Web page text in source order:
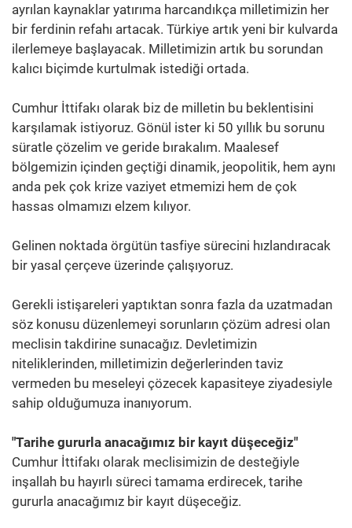
ayrılan kaynaklar yatırıma harcandıkça milletimizin her
bir ferdinin refahı artacak. Türkiye artık yeni bir kulvarda
ilerlemeye başlayacak. Milletimizin artık bu sorundan
kalıcı biçimde kurtulmak istediği ortada.
Cumhur İttifakı olarak biz de milletin bu beklentisini
karşılamak istiyoruz. Gönül ister ki 50 yıllık bu sorunu
süratle çözelim ve geride bırakalım. Maalesef
bölgemizin içinden geçtiği dinamik, jeopolitik, hem aynı
anda pek çok krize vaziyet etmemizi hem de çok
hassas olmamızı elzem kılıyor.
Gelinen noktada örgütün tasfiye sürecini hızlandıracak
bir yasal çerçeve üzerinde çalışıyoruz.
Gerekli istişareleri yaptıktan sonra fazla da uzatmadan
söz konusu düzenlemeyi sorunların çözüm adresi olan
meclisin takdirine sunacağız. Devletimizin
niteliklerinden, milletimizin değerlerinden taviz
vermeden bu meseleyi çözecek kapasiteye ziyadesiyle
sahip olduğumuza inanıyorum.
"Tarihe gururla anacağımız bir kayıt düşeceğiz"
Cumhur İttifakı olarak meclisimizin de desteğiyle
inşallah bu hayırlı süreci tamama erdirecek, tarihe
gururla anacağımız bir kayıt düşeceğiz.